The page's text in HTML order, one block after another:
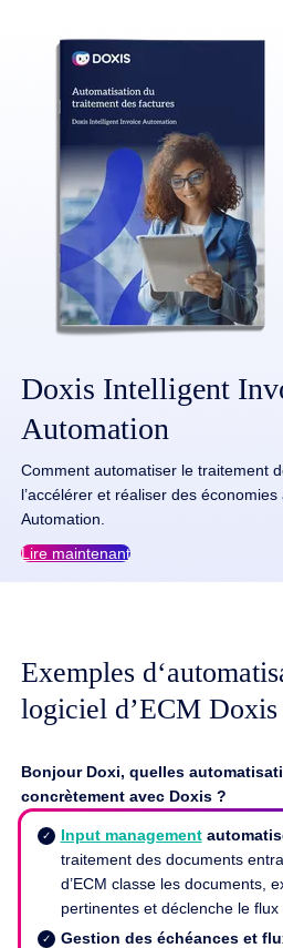
Doxis Intelligent
Automation
Comment automatiser le traitement
l’accélérer et réaliser des
Automation.
Lire maintenant
Exemples
logiciel d’ECM Doxis
Bonjour Doxi, quelles
concrètement avec Doxis ?
Input management
traitement des documents
d’ECM classe les documents,
pertinentes et déclenche le flux
Gestion des échéances et